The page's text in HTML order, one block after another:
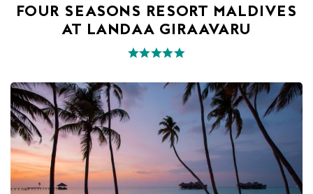
FOUR SEASONS RESORT MALDIVES
AT LANDAA GIRAAVARU